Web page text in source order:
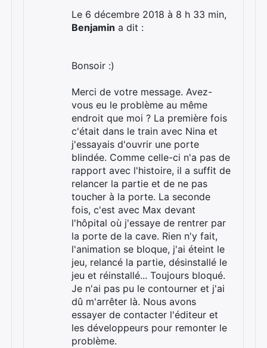
Le 6 décembre 2018 à 8 h 33 min,
Benjamin a dit :
Bonsoir :)
Merci de votre message. Avez-
vous eu le problème au même
endroit que moi ? La première fois
c'était dans le train avec Nina et
j'essayais d'ouvrir une porte
blindée. Comme celle-ci n'a pas de
rapport avec l'histoire, il a suffit de
relancer la partie et de ne pas
toucher à la porte. La seconde
fois, c'est avec Max devant
l'hôpital où j'essaye de rentrer par
la porte de la cave. Rien n'y fait,
l'animation se bloque, j'ai éteint le
jeu, relancé la partie, désinstallé le
jeu et réinstallé... Toujours bloqué.
Je n'ai pas pu le contourner et j'ai
dû m'arrêter là. Nous avons
essayer de contacter l'éditeur et
les développeurs pour remonter le
problème.